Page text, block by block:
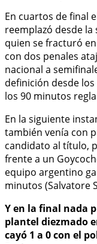
En cuartos de final
reemplazó desde la
quien se fracturó
con dos penales
nacional a
definición desde
los 90 minutos
En la siguiente
también venía con
candidato al título,
frente a un
equipo argentino
minutos (Salvatore
Y en la final nada
plantel diezmado
cayó 1 a 0 con el